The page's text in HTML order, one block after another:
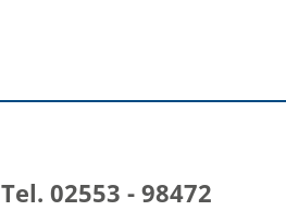
Tel. 02553 - 98472